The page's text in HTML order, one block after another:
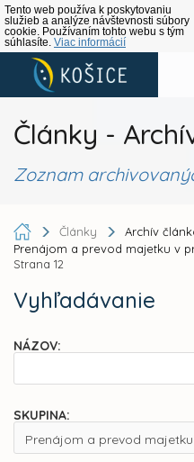
Tento web používa k poskytovaniu
služieb a analýze návštevnosti súbory
cookie. Používaním tohto webu s tým
súhlasíte. Viac informácií
Články -
Zoznam
Články Archív
Prenájom a prevod majetku v
Strana 12
Vyhľadávanie
NÁZOV:
SKUPINA: